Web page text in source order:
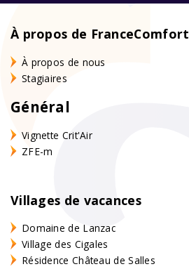
À propos de FranceComfort
À propos de nous
Stagiaires
Général
Vignette Crit'Air
ZFE-m
Villages de vacances
Domaine de Lanzac
Village des Cigales
Résidence Château de Salles